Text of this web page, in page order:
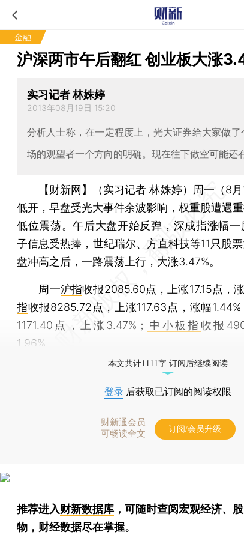
金融
沪深两市午后翻红 创业板大涨
实习记者 林姝婷
2013年08月19日 15:20
分析人士称，在一定程度上，光大证券给大家做
场的观望者一个方向的明确。现在往下做空可能还
【财新网】（实习记者 林姝婷） 周一（8月
低开，早盘受光大事件余波影响，权重股遭遇
低位震荡。午后大盘开始反弹， 深成指涨幅一
子信息受热捧，世纪瑞尔、方直科技等11只股
盘冲高之后，一路震荡上行，大涨3.47%。
周一沪指收报2085.60点，上涨17.15点，
指收报8285.72点，上涨117.63点，涨幅1.44%
1171.40点，上涨3.47%； 中小板指 收报
1.96%。
本文共计1111字 订阅后继续阅读
登录 后获取已订阅的阅读权限
财新通会员
可畅读全文
订阅/会员升级
推荐进入财新数据库 ，可随时查阅宏观经济、
物，财经数据尽在掌握。